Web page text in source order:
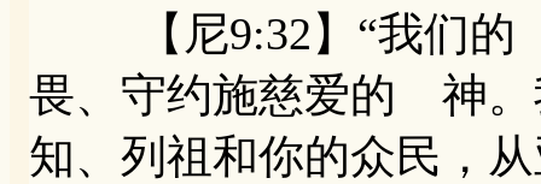
【尼9:32】“我们的
畏、守约施慈爱的 神。
知、列祖和你的众民，